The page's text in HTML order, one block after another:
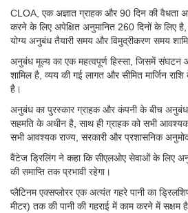
CLOA, एक अज्ञात ग्राहक और 90 दिन की वैधता
करने के लिए अपेक्षित अनुमानित 260 दिनों के लिए
योग्य अनुबंध तैयारी समय और विमुद्रीकरण समय
अनुबंध मूल्य का एक महत्वपूर्ण हिस्सा, जिसमें संघटन
शामिल है, व्यय की गई लागत और सीमित मार्जिन
है।
अनुबंध का पुरस्कार ग्राहक और कंपनी के बीच अनुबंध
सहमति के अधीन है, साथ ही ग्राहक को सभी
सभी आवश्यक राज्य, सरकारी और प्रशासनिक
वैंटेज ड्रिलिंग ने कहा कि सीएलओए सेवाओं के लिए
की समाप्ति तक प्रभावी रहेगा।
प्लैटिनम एक्सप्लोरर एक अत्यंत गहरे पानी का
मीटर) तक की पानी की गहराई में काम करने में